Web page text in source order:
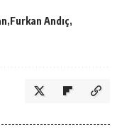
Furkan Andıç